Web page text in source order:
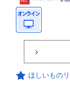
ほしいもの